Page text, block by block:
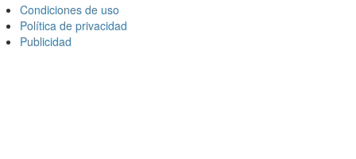
Condiciones de uso
Política de privacidad
Publicidad